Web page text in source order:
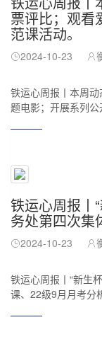
票评比；观看
范课活动。
2024-10-23
铁运心周报丨本周
题电影；开展系列公
铁运心周报丨
务处第四次
2024-10-23
铁运心周报丨“新生
课、22级9月月考